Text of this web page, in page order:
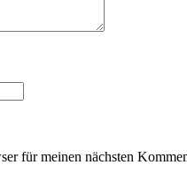
für meinen nächsten